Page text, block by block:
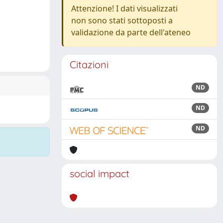
Attenzione! I dati visualizzati
non sono stati sottoposti a
validazione da parte dell'ateneo
Citazioni
ND
ND
ND
social impact